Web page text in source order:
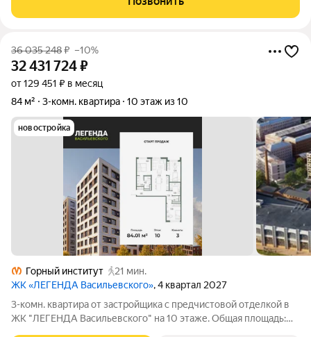
двери. Ремонт без амортизации.
36 035 248₽ –10%
32 431 724₽
от 129 451 ₽ в месяц
84 м²
3-комн. квартира 10 этаж из 10
новостройка
Горный институт
21 мин.
ЖК «ЛЕГЕНДА Васильевского», 4 квартал 2027
3-комн. квартира от застройщика с предчистовой отделкой в
ЖК "ЛЕГЕНДА Васильевского" на 10 этаже. Общая площадь: